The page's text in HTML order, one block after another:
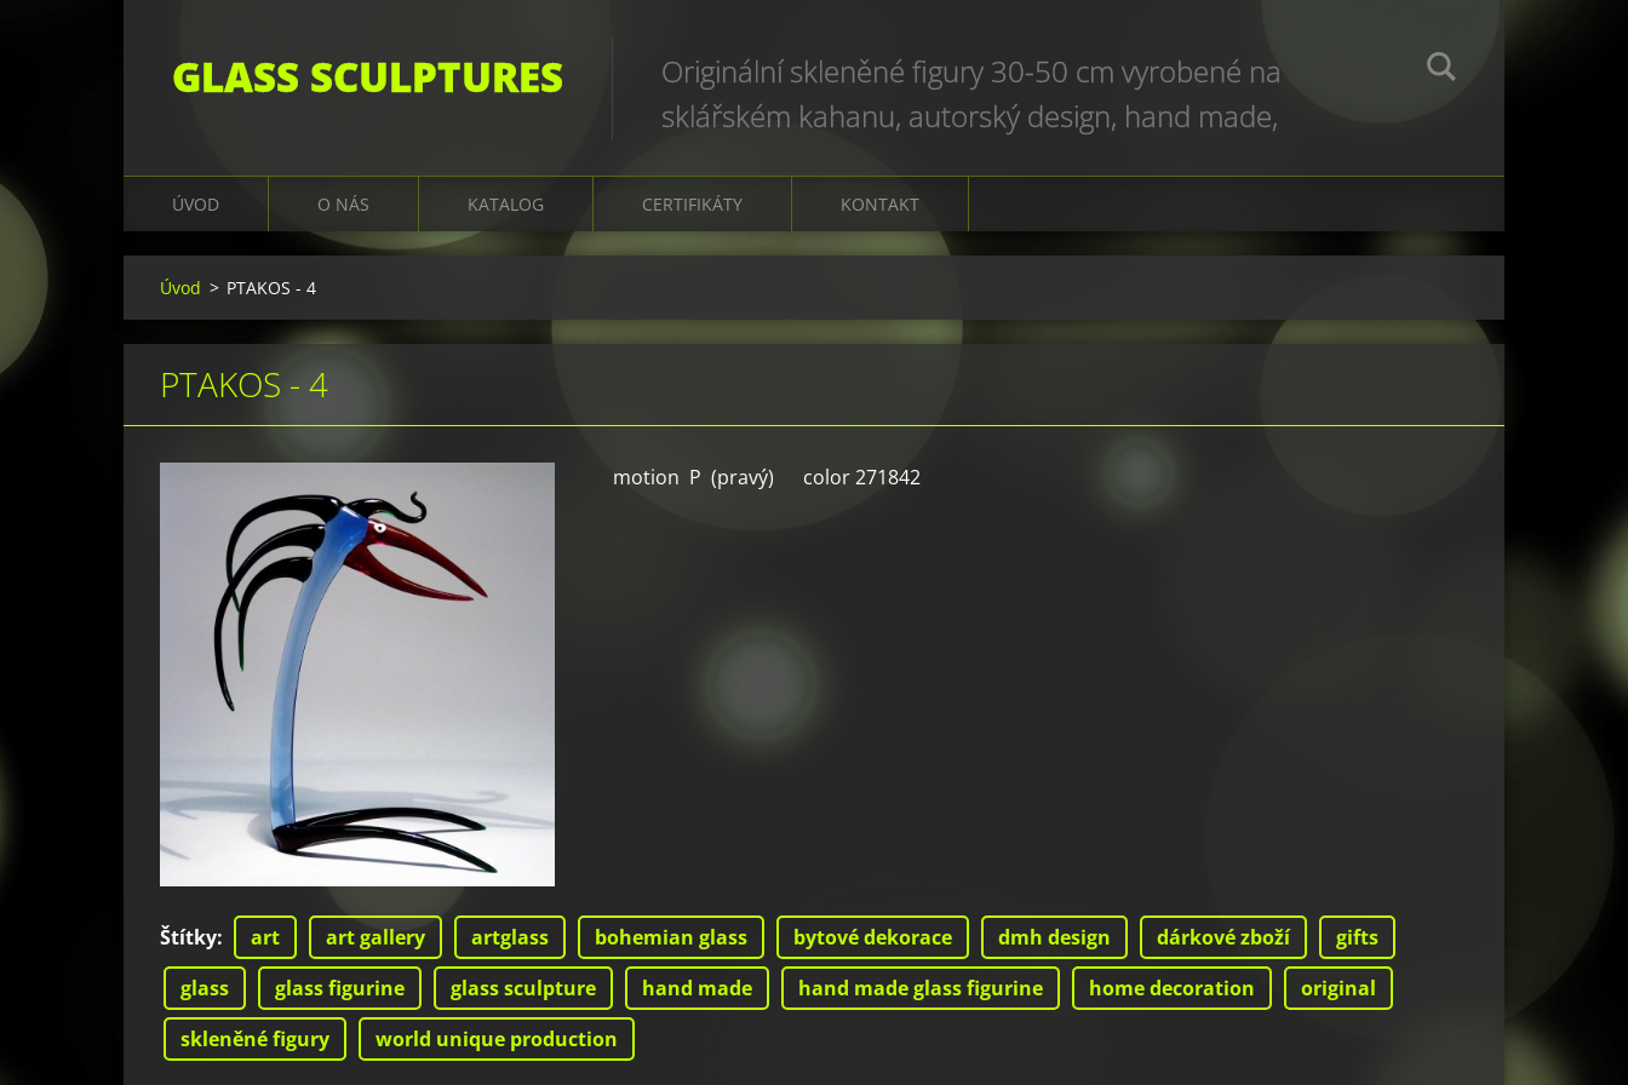
GLASS SCULPTURES
Originální skleněné figury 30-50 cm vyrobené na
sklářském kahanu, autorský design, hand made,
ÚVOD O NÁS KATALOG CERTIFIKÁTY KONTAKT
Úvod > PTAKOS - 4
PTAKOS - 4
motion P (pravý) color 271842
Štítky: art art gallery artglass bohemian glass bytové dekorace dmh design dárkové zboží
gifts
glass
glass figurine glass sculpture hand made hand made glass figurine home decoration
original
skleněné figury
world unique production